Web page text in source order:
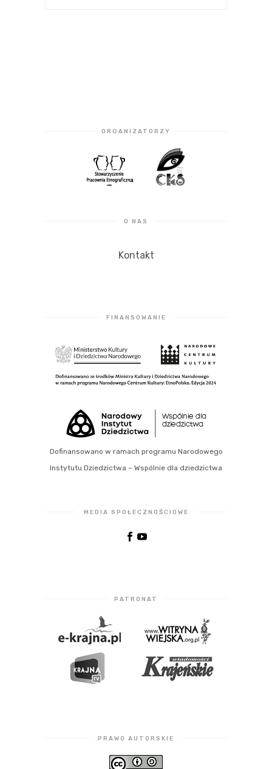
ORGANIZATORZY
O NAS
Kontakt
FINANSOWANIE
Dofinansowano w ramach programu Narodowego
Instytutu Dziedzictwa – Wspólnie dla dziedzictwa
MEDIA SPOŁECZNOŚCIOWE
PATRONAT
PRAWO AUTORSKIE